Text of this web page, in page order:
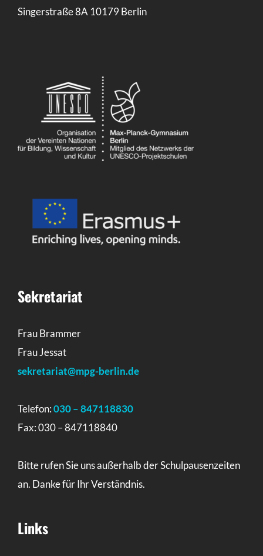
Singerstraße 8A 10179 Berlin
Sekretariat
Frau Brammer
Frau Jessat
sekretariat@mpg-berlin.de
Telefon:030 – 847118830
Fax: 030 – 847118840
Bitte rufen Sie uns außerhalb der Schulpausenzeiten
an. Danke für Ihr Verständnis.
Links